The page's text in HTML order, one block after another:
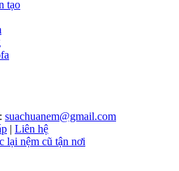
tạo
suachuanem@gmail.com
| Liên hệ